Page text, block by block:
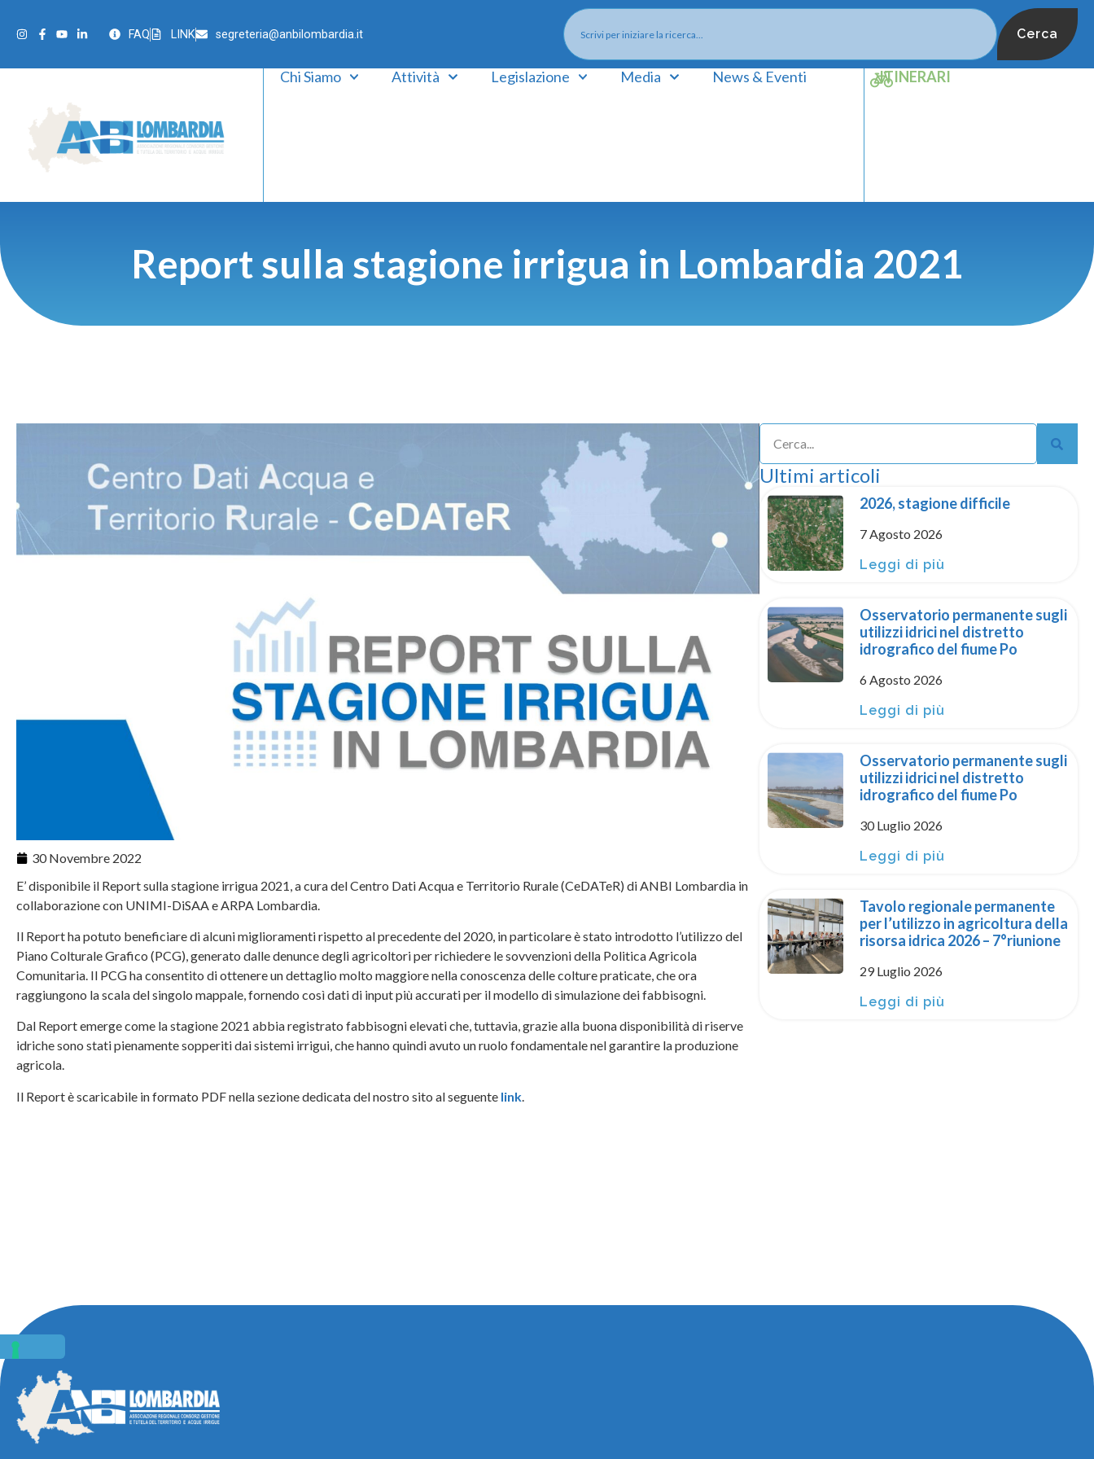
FAQ LINK segreteria@anbilombardia.it Cerca
Chi Siamo Attività Legislazione Media News & Eventi ITINERARI
Report sulla stagione irrigua in Lombardia 2021
30 Novembre 2022
E’ disponibile il Report sulla stagione irrigua 2021, a cura del Centro Dati Acqua e Territorio Rurale (CeDATeR) di ANBI Lombardia in
collaborazione con UNIMI-DiSAA e ARPA Lombardia.
Il Report ha potuto beneficiare di alcuni miglioramenti rispetto al precedente del 2020, in particolare è stato introdotto l’utilizzo del
Piano Colturale Grafico (PCG), generato dalle denunce degli agricoltori per richiedere le sovvenzioni della Politica Agricola
Comunitaria. Il PCG ha consentito di ottenere un dettaglio molto maggiore nella conoscenza delle colture praticate, che ora
raggiungono la scala del singolo mappale, fornendo così dati di input più accurati per il modello di simulazione dei fabbisogni.
Dal Report emerge come la stagione 2021 abbia registrato fabbisogni elevati che, tuttavia, grazie alla buona disponibilità di riserve
idriche sono stati pienamente sopperiti dai sistemi irrigui, che hanno quindi avuto un ruolo fondamentale nel garantire la produzione
agricola.
Il Report è scaricabile in formato PDF nella sezione dedicata del nostro sito al seguente link
Ultimi articoli
2026, stagione difficile
7 Agosto 2026
Leggi di più
Osservatorio permanente sugli
utilizzi idrici nel distretto
idrografico del fiume Po
6 Agosto 2026
Leggi di più
Osservatorio permanente sugli
utilizzi idrici nel distretto
idrografico del fiume Po
30 Luglio 2026
Leggi di più
Tavolo regionale permanente
per l’utilizzo in agricoltura della
risorsa idrica 2026 – 7°riunione
29 Luglio 2026
Leggi di più